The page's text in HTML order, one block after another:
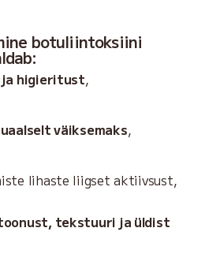
botuliintoksiini
higieritust,
väiksemaks,
lihaste liigset aktiivsust,
tekstuuri ja üldist